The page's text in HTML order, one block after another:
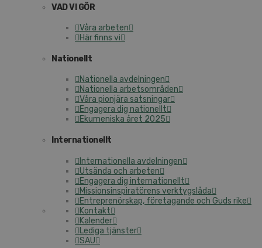
VAD VI GÖR
Våra arbeten
Här finns vi
Nationellt
Nationella avdelningen
Nationella arbetsområden
Våra pionjära satsningar
Engagera dig nationellt
Ekumeniska året 2025
Internationellt
Internationella avdelningen
Utsända och arbeten
Engagera dig internationellt
Missionsinspiratörens verktygslåda
Entreprenörskap, företagande och Guds rike
Kontakt
Kalender
Lediga tjänster
SAU